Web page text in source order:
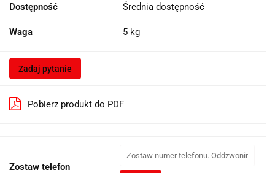
Dostępność Średnia dostępność
Waga 5 kg
Zadaj pytanie
Pobierz produkt do PDF
Zostaw telefon